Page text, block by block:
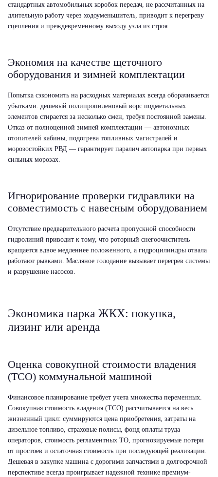
стандартных автомобильных коробок передач, не рассчитанных на
длительную работу через ходоуменьшитель, приводит к перегреву
сцепления и преждевременному выходу узла из строя.
Экономия на качестве щеточного
оборудования и зимней комплектации
Попытка сэкономить на расходных материалах всегда оборачивается
убытками: дешевый полипропиленовый ворс подметальных
элементов стирается за несколько смен, требуя постоянной замены.
Отказ от полноценной зимней комплектации — автономных
отопителей кабины, подогрева топливных магистралей и
морозостойких РВД — гарантирует паралич автопарка при первых
сильных морозах.
Игнорирование проверки гидравлики на
совместимость с навесным оборудованием
Отсутствие предварительного расчета пропускной способности
гидролиний приводит к тому, что роторный снегоочиститель
вращается вдвое медленнее положенного, а гидроцилиндры отвала
работают рывками. Масляное голодание вызывает перегрев системы
и разрушение насосов.
Экономика парка ЖКХ: покупка,
лизинг или аренда
Оценка совокупной стоимости владения
(TCO) коммунальной машиной
Финансовое планирование требует учета множества переменных.
Совокупная стоимость владения (TCO) рассчитывается на весь
жизненный цикл: суммируются цена приобретения, затраты на
дизельное топливо, страховые полисы, фонд оплаты труда
операторов, стоимость регламентных ТО, прогнозируемые потери
от простоев и остаточная стоимость при последующей реализации.
Дешевая в закупке машина с дорогими запчастями в долгосрочной
перспективе всегда проигрывает надежной технике премиум-